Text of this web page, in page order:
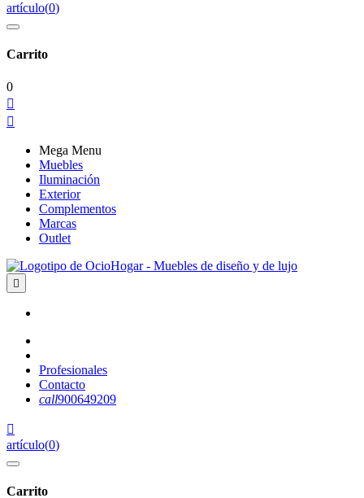
artículo(0)
Carrito
0


Mega Menu
Muebles
Iluminación
Exterior
Complementos
Marcas
Outlet

Profesionales
Contacto
call900649209

artículo(0)
Carrito